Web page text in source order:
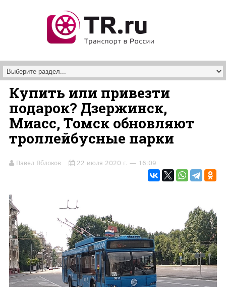
Купить или привезти
подарок? Дзержинск,
Миасс, Томск обновляют
троллейбусные парки
Павел Яблоков 22 июля 2020 г. — 16:09